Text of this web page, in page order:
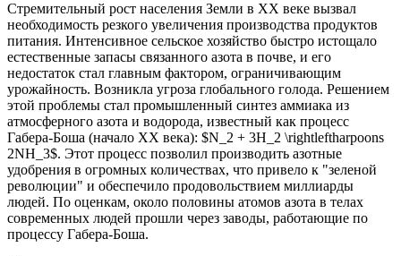
Стремительный рост населения Земли в XX веке вызвал
необходимость резкого увеличения производства продуктов
питания. Интенсивное сельское хозяйство быстро истощало
естественные запасы связанного азота в почве, и его
недостаток стал главным фактором, ограничивающим
урожайность. Возникла угроза глобального голода. Решением
этой проблемы стал промышленный синтез аммиака из
атмосферного азота и водорода, известный как процесс
Габера-Боша (начало XX века): $N_2 + 3H_2 \rightleftharpoons
2NH_3$. Этот процесс позволил производить азотные
удобрения в огромных количествах, что привело к "зеленой
революции" и обеспечило продовольствием миллиарды
людей. По оценкам, около половины атомов азота в телах
современных людей прошли через заводы, работающие по
процессу Габера-Боша.